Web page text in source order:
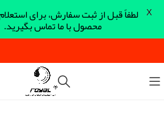
لطفاً قبل از ثبت سفارش، برای
محصول با ما تماس بگیرید.
X